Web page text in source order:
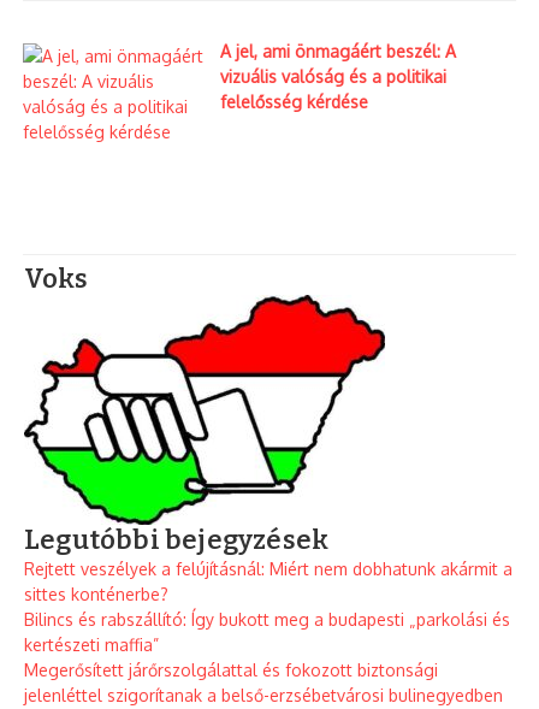
A jel, ami önmagáért beszél: A
vizuális valóság és a politikai
felelősség kérdése
Voks
Legutóbbi bejegyzések
Rejtett veszélyek a felújításnál: Miért nem dobhatunk akármit a
sittes konténerbe?
Bilincs és rabszállító: Így bukott meg a budapesti „parkolási és
kertészeti maffia”
Megerősített járőrszolgálattal és fokozott biztonsági
jelenléttel szigorítanak a belső-erzsébetvárosi bulinegyedben